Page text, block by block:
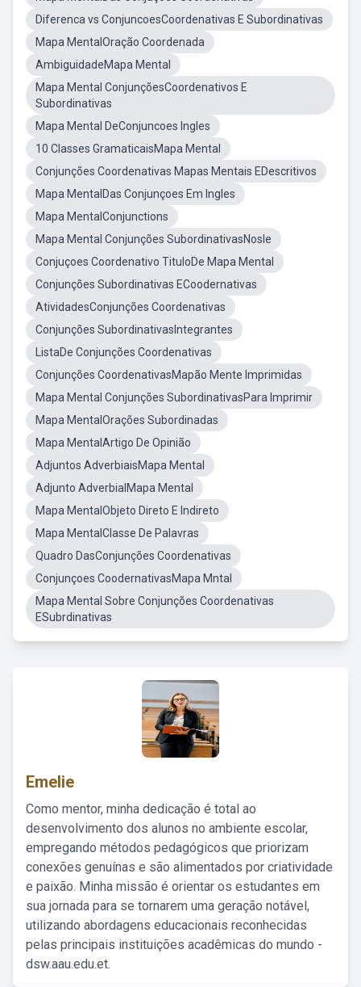
Diferenca vs ConjuncoesCoordenativas E Subordinativas
Mapa MentalOração Coordenada
AmbiguidadeMapa Mental
Mapa Mental ConjunçõesCoordenativos E
Subordinativas
Mapa Mental DeConjuncoes Ingles
10 Classes GramaticaisMapa Mental
Conjunções Coordenativas Mapas Mentais EDescritivos
Mapa MentalDas Conjunçoes Em Ingles
Mapa MentalConjunctions
Mapa Mental Conjunções SubordinativasNosle
Conjuçoes Coordenativo TituloDe Mapa Mental
Conjunções Subordinativas ECoodernativas
AtividadesConjunções Coordenativas
Conjunções SubordinativasIntegrantes
ListaDe Conjunções Coordenativas
Conjunções CoordenativasMapão Mente Imprimidas
Mapa Mental Conjunções SubordinativasPara Imprimir
Mapa MentalOrações Subordinadas
Mapa MentalArtigo De Opinião
Adjuntos AdverbiaisMapa Mental
Adjunto AdverbialMapa Mental
Mapa MentalObjeto Direto E Indireto
Mapa MentalClasse De Palavras
Quadro DasConjunções Coordenativas
Conjunçoes CoodernativasMapa Mntal
Mapa Mental Sobre Conjunções Coordenativas
ESubrdinativas
Emelie
Como mentor, minha dedicação é total ao
desenvolvimento dos alunos no ambiente escolar,
empregando métodos pedagógicos que priorizam
conexões genuínas e são alimentados por criatividade
e paixão. Minha missão é orientar os estudantes em
sua jornada para se tornarem uma geração notável,
utilizando abordagens educacionais reconhecidas
pelas principais instituições acadêmicas do mundo -
dsw.aau.edu.et.